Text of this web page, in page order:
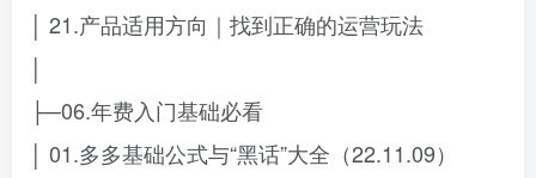
│ 21.产品适用方向｜找到正确的运营玩法
│
├─06.年费入门基础必看
│ 01.多多基础公式与“黑话”大全（22.11.09）